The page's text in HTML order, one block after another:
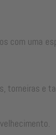
com uma
torneiras e